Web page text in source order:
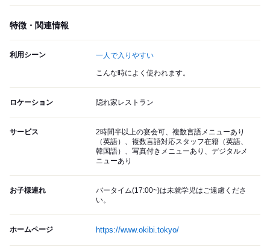
特徴・関連情報
利用シーン 一人で入りやすい
こんな時によく使われます。
ロケーション 隠れ家レストラン
サービス
2時間半以上の宴会可、複数言語メニューあり
（英語）、複数言語対応スタッフ在籍（英語、
韓国語）、写真付きメニューあり、デジタルメ
ニューあり
お子様連れ
バータイム(17:00~)は未就学児はご遠慮くださ
い。
ホームページ https://www.okibi.tokyo/